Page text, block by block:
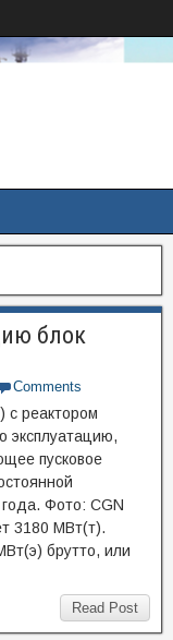
блок
Comments
с реактором
эксплуатацию,
пусковое
Фото: CGN
3180 МВт(т).
брутто, или
Read Post